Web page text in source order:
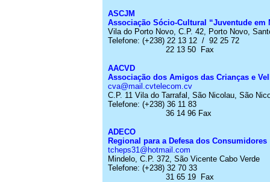
ASCJM
Associação Sócio-Cultural “Juventude em
Vila do Porto Novo, C.P. 42, Porto Novo,
Telefone: (+238) 22 13 12 / 92 25 72
22 13 50
Fax
AACVD
Associação dos Amigos das Crianças e
cva@mail.cvtelecom.cv
C.P. 11 Vila do Tarrafal , São Nicolau, São
Telefone: (+238) 36 11 83
36 14 96 Fax
ADECO
Regional para a Defesa dos Consumidores
tcheps31@hotmail.com
Mindelo, C.P. 372, São Vicente Cabo Verde
Telefone: (+238) 32 70 33
31 65 19
Fax